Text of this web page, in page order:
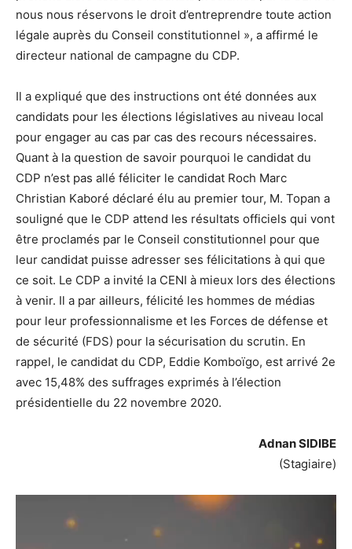
nous nous réservons le droit d’entreprendre toute action
légale auprès du Conseil constitutionnel », a affirmé le
directeur national de campagne du CDP.
Il a expliqué que des instructions ont été données aux
candidats pour les élections législatives au niveau local
pour engager au cas par cas des recours nécessaires.
Quant à la question de savoir pourquoi le candidat du
CDP n’est pas allé féliciter le candidat Roch Marc
Christian Kaboré déclaré élu au premier tour, M. Topan a
souligné que le CDP attend les résultats officiels qui vont
être proclamés par le Conseil constitutionnel pour que
leur candidat puisse adresser ses félicitations à qui que
ce soit. Le CDP a invité la CENI à mieux lors des élections
à venir. Il a par ailleurs, félicité les hommes de médias
pour leur professionnalisme et les Forces de défense et
de sécurité (FDS) pour la sécurisation du scrutin. En
rappel, le candidat du CDP, Eddie Komboïgo, est arrivé 2e
avec 15,48% des suffrages exprimés à l’élection
présidentielle du 22 novembre 2020.
Adnan SIDIBE
(Stagiaire)
Lecteur